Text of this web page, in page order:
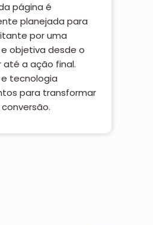
página é
planejada para
por uma
objetiva desde o
até a ação final.
tecnologia
para transformar